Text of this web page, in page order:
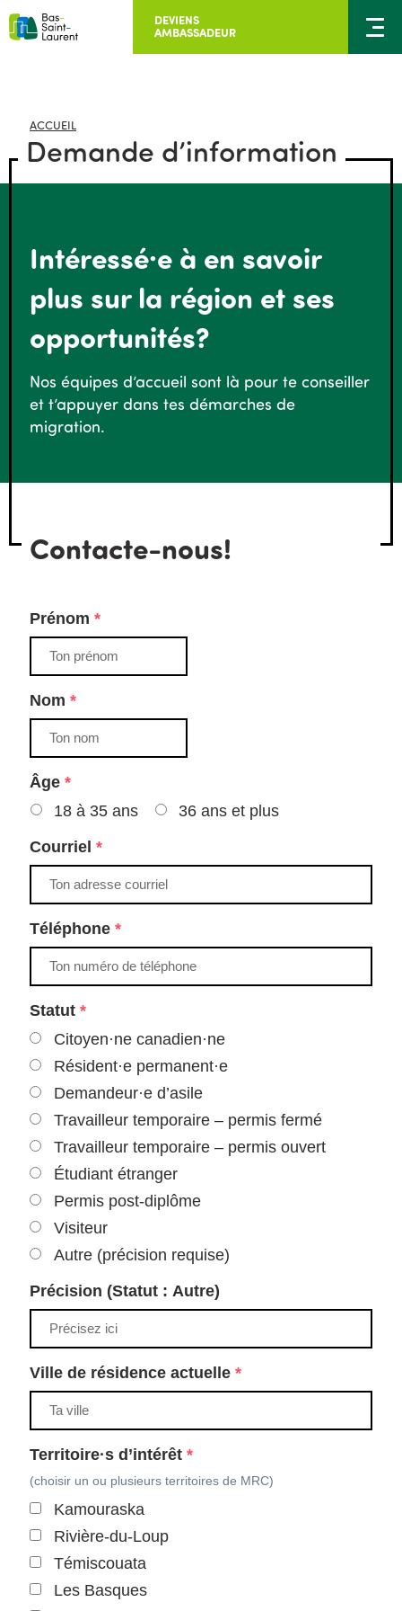
DEVIENS
AMBASSADEUR
ACCUEIL
Demande d’information
Intéressé·e à en savoir
plus sur la région et ses
opportunités?
Nos équipes d’accueil sont là pour te conseiller
et t’appuyer dans tes démarches de
migration.
Contacte-nous!